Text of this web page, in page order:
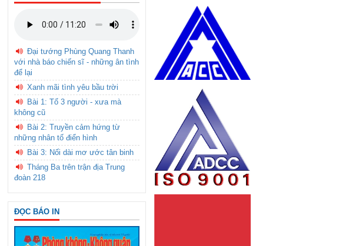
Đại tướng Phùng Quang Thanh
với nhà báo chiến sĩ - những ân tình
để lại
Xanh mãi tình yêu bầu trời
Bài 1: Tổ 3 người - xưa mà
không cũ
Bài 2: Truyền cảm hứng từ
những nhân tố điển hình
Bài 3: Nối dài mơ ước tân binh
Tháng Ba trên trận địa Trung
đoàn 218
ĐỌC BÁO IN